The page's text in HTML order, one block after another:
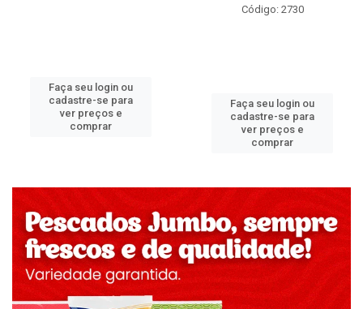
Faça seu login ou
cadastre-se para
ver preços e
comprar
Código: 2730
Faça seu login ou
cadastre-se para
ver preços e
comprar